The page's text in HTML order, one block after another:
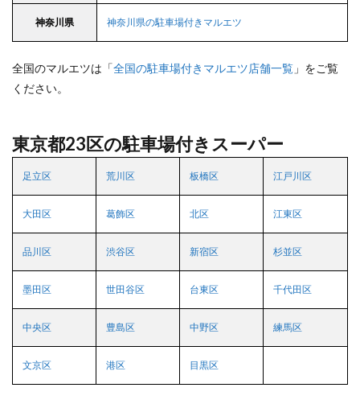
神奈川県 神奈川県の駐車場付きマルエツ
全国のマルエツは「全国の駐車場付きマルエツ店舗一覧 」をご覧
ください。
東京都23区の駐車場付きスーパー
足立区 荒川区 板橋区 江戸川区
大田区 葛飾区 北区 江東区
品川区 渋谷区 新宿区 杉並区
墨田区 世田谷区 台東区 千代田区
中央区 豊島区 中野区 練馬区
文京区 港区 目黒区